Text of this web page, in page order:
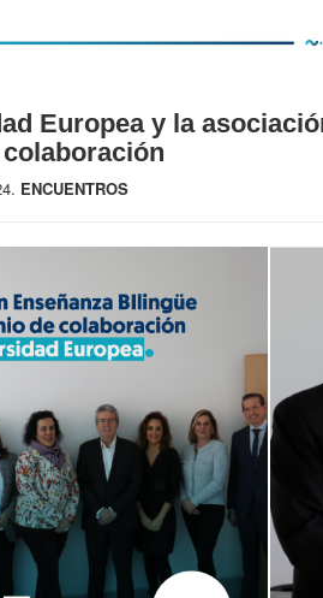
Europea y la
ENCUENTROS